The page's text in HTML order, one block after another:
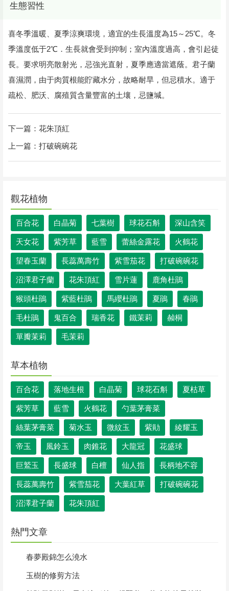
生態習性
喜冬季溫暖、夏季涼爽環境，適宜的生長溫度為15～25℃。冬
季溫度低于2℃．生長就會受到抑制；室內溫度過高，會引起徒
長。要求明亮散射光，忌強光直射，夏季應適當遮蔭。君子蘭
喜濕潤，由于肉質根能貯藏水分，故略耐旱，但忌積水。適于
疏松、肥沃、腐殖質含量豐富的土壤，忌鹽堿。
下一篇： 花朱頂紅
上一篇： 打破碗碗花
觀花植物
百合花 白晶菊 七葉樹 球花石斛 深山含笑
天女花 紫芳草 藍雪 蕾絲金露花 火鶴花
望春玉蘭 長蕊萬壽竹 紫雪茄花 打破碗碗花
沼澤君子蘭 花朱頂紅 雪片蓮 鹿角杜鵑
猴頭杜鵑 紫藍杜鵑 馬纓杜鵑 夏鵑 春鵑
毛杜鵑 鬼百合 瑞香花 鐵茉莉 赪桐
單瓣茉莉 毛茉莉
草本植物
百合花 落地生根 白晶菊 球花石斛 夏枯草
紫芳草 藍雪 火鶴花 勺葉茅膏菜
絲葉茅膏菜 菊水玉 微紋玉 紫勛 綾耀玉
帝玉 風鈴玉 肉錐花 大龍冠 花盛球
巨鷲玉 長盛球 白檀 仙人指 長柄地不容
長蕊萬壽竹 紫雪茄花 大葉紅草 打破碗碗花
沼澤君子蘭 花朱頂紅
熱門文章
春夢殿錦怎么澆水
玉樹的修剪方法